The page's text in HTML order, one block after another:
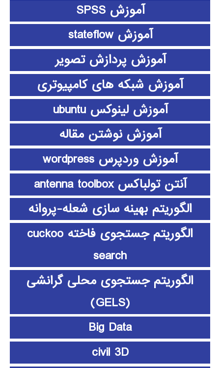
آموزش SPSS
آموزش stateflow
آموزش پردازش تصویر
آموزش شبکه های کامپیوتری
آموزش لینوکس ubuntu
آموزش نوشتن مقاله
آموزش وردپرس wordpress
آنتن تولباکس antenna toolbox
الگوریتم بهینه سازی شعله-پروانه
الگوریتم جستجوی فاخته cuckoo
search
الگوریتم جستجوی محلی گرانشی
(GELS)
Big Data
civil 3D